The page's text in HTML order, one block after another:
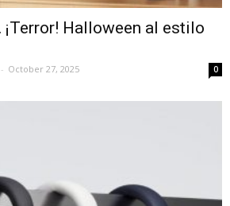
¡Terror! Halloween al estilo
- October 27, 2025 0